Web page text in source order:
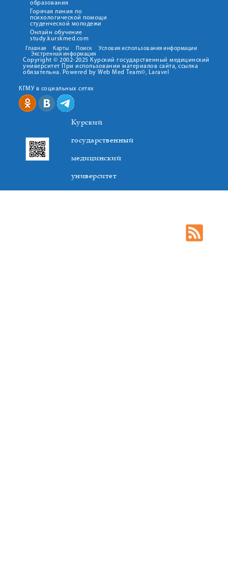
образования
Горячая линия по
психологической помощи
студенческой молодежи
Онлайн обучение
study.kurskmed.com
Главная Карты Поиск
Условия использования информации
Экстренная информация
Copyright © 2002-2025 Курский государственный медицинский
университет При использовании материалов сайта, ссылка
обязательна. Powered by Web Med Team©, Laravel
КГМУ в социальных сетях
Курский
государственный
медицинский
университет